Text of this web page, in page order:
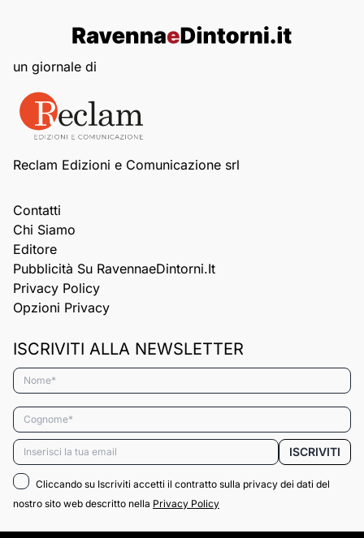
un giornale di
Reclam Edizioni e Comunicazione srl
Contatti
Chi Siamo
Editore
Pubblicità Su RavennaeDintorni.it
Privacy Policy
Opzioni Privacy
ISCRIVITI ALLA NEWSLETTER
Nome*
Cognome*
Email* ISCRIVITI
Cliccando su Iscriviti accetti il contratto sulla privacy dei dati del
nostro sito web descritto nella Privacy Policy